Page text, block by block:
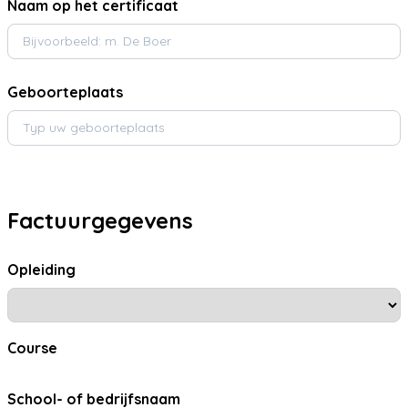
Naam op het certificaat
Geboorteplaats
Factuurgegevens
Opleiding
Course
School- of bedrijfsnaam